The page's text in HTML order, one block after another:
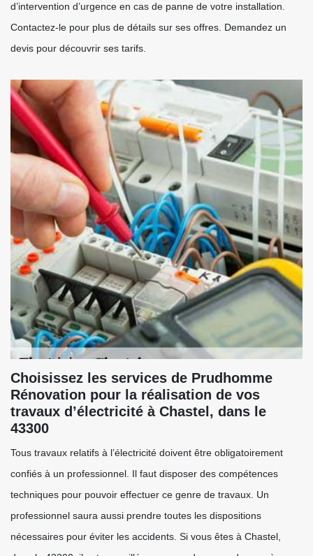
d’intervention d’urgence en cas de panne de votre installation.
Contactez-le pour plus de détails sur ses offres. Demandez un
devis pour découvrir ses tarifs.
Choisissez les services de Prudhomme
Rénovation pour la réalisation de vos
travaux d’électricité à Chastel, dans le
43300
Tous travaux relatifs à l’électricité doivent être obligatoirement
confiés à un professionnel. Il faut disposer des compétences
techniques pour pouvoir effectuer ce genre de travaux. Un
professionnel saura aussi prendre toutes les dispositions
nécessaires pour éviter les accidents. Si vous êtes à Chastel,